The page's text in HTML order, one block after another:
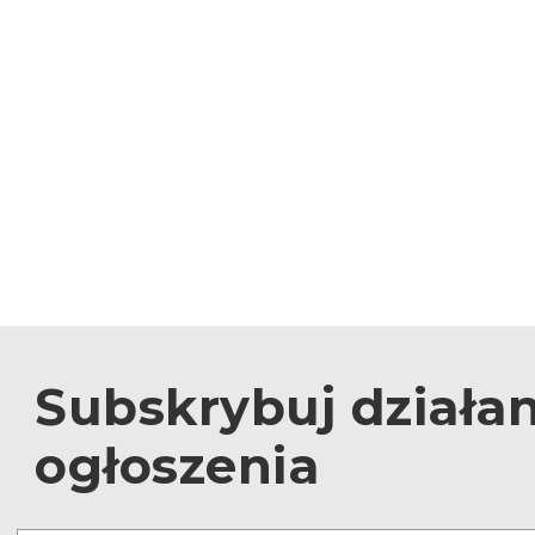
Subskrybuj
ogłoszenia